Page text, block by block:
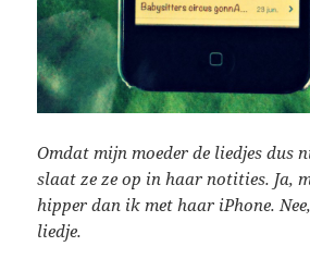
Omdat mijn moeder de liedjes dus
slaat ze ze op in haar notities. Ja,
hipper dan ik met haar iPhone.
liedje.